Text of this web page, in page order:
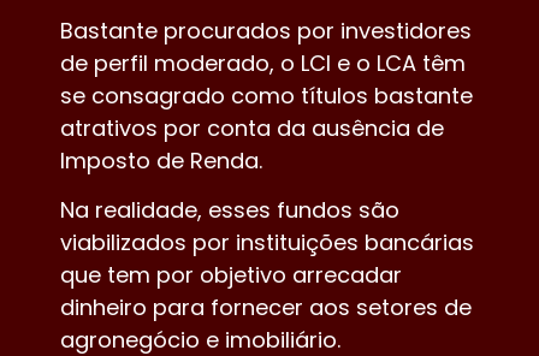
Bastante procurados por investidores
de perfil moderado, o LCI e o LCA têm
se consagrado como títulos bastante
atrativos por conta da ausência de
Imposto de Renda.
Na realidade, esses fundos são
viabilizados por instituições bancárias
que tem por objetivo arrecadar
dinheiro para fornecer aos setores de
agronegócio e imobiliário.